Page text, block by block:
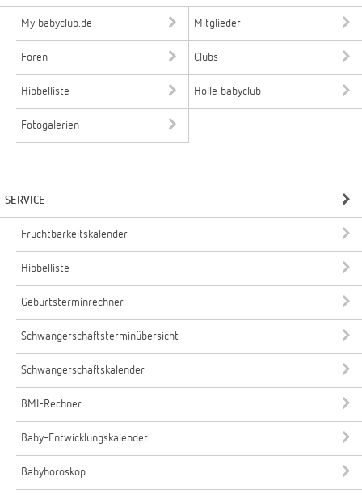
My babyclub.de Mitglieder
Foren Clubs
Hibbelliste Holle babyclub
Fotogalerien
SERVICE
Fruchtbarkeitskalender
Hibbelliste
Geburtsterminrechner
Schwangerschaftsterminübersicht
Schwangerschaftskalender
BMI-Rechner
Baby-Entwicklungskalender
Babyhoroskop